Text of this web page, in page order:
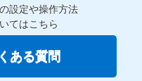
設定や操作方法
てはこちら
ある質問